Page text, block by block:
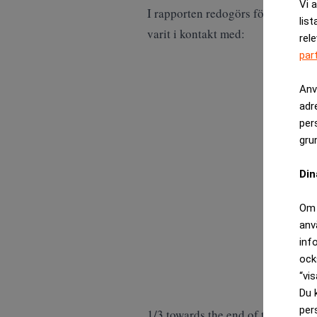
Vi
Du
I rapporten redogörs för Jon
varit i kontakt med: